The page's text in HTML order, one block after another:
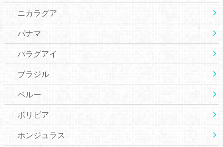
ニカラグア
パナマ
パラグアイ
ブラジル
ペルー
ボリビア
ホンジュラス